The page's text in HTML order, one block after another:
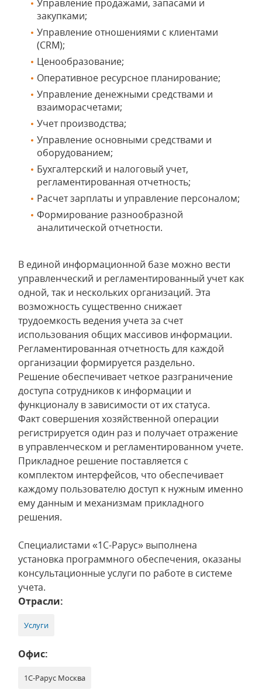
Управление продажами, запасами и
закупками;
Управление отношениями с клиентами
(CRM);
Ценообразование;
Оперативное ресурсное планирование;
Управление денежными средствами и
взаиморасчетами;
Учет производства;
Управление основными средствами и
оборудованием;
Бухгалтерский и налоговый учет,
регламентированная отчетность;
Расчет зарплаты и управление персоналом;
Формирование разнообразной
аналитической отчетности.
В единой информационной базе можно вести
управленческий и регламентированный учет как
одной, так и нескольких организаций. Эта
возможность существенно снижает
трудоемкость ведения учета за счет
использования общих массивов информации.
Регламентированная отчетность для каждой
организации формируется раздельно.
Решение обеспечивает четкое разграничение
доступа сотрудников к информации и
функционалу в зависимости от их статуса.
Факт совершения хозяйственной операции
регистрируется один раз и получает отражение
в управленческом и регламентированном учете.
Прикладное решение поставляется с
комплектом интерфейсов, что обеспечивает
каждому пользователю доступ к нужным именно
ему данным и механизмам прикладного
решения.
Специалистами «1С-Рарус» выполнена
установка программного обеспечения, оказаны
консультационные услуги по работе в системе
учета.
Отрасли:
Услуги
Офис:
1С-Рарус Москва